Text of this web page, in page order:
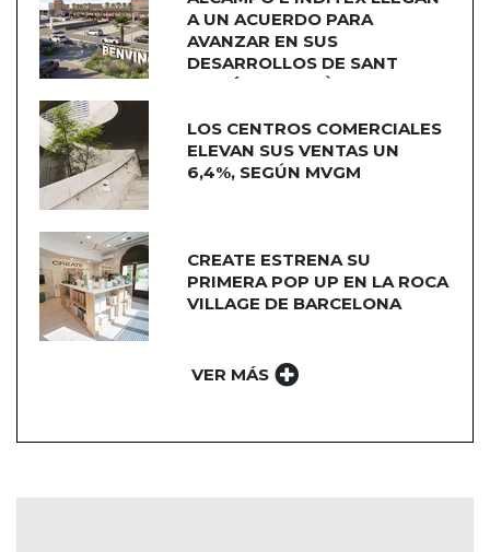
A UN ACUERDO PARA
AVANZAR EN SUS
DESARROLLOS DE SANT
ADRIÁN DE BESÒS
LOS CENTROS COMERCIALES
ELEVAN SUS VENTAS UN
6,4%, SEGÚN MVGM
CREATE ESTRENA SU
PRIMERA POP UP EN LA ROCA
VILLAGE DE BARCELONA
VER MÁS